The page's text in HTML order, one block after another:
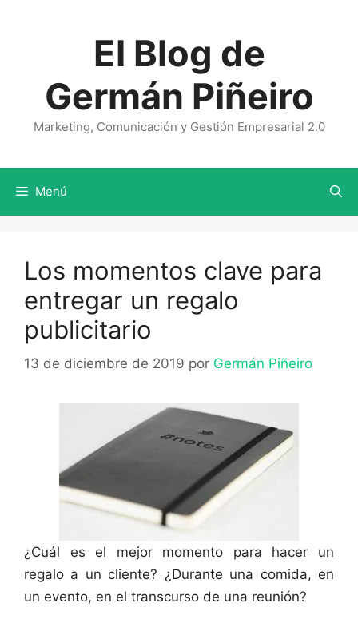
El Blog de
Germán Piñeiro
Marketing, Comunicación y Gestión Empresarial 2.0
Menú
Los momentos clave para
entregar un regalo
publicitario
13 de diciembre de 2019 por Germán Piñeiro
¿Cuál es el mejor momento para hacer un
regalo a un cliente? ¿Durante una comida, en
un evento, en el transcurso de una reunión?